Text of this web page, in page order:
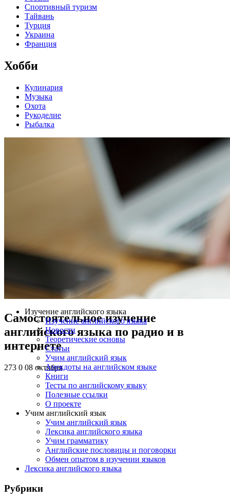
Спортивный туризм
Тайвань
Турция
Украина
Франция
Хобби
Кулинария
Музыка
Охота
Рукоделие
Рыбалка
Самостоятельное изучение
английского языка по радио и в
интернете
273 0 08 октября
Изучение английского языка
Изучение английского языка
Новости
Теоретические основы
Статьи
Учим английский язык
Анекдоты на английском языке
Книги
Тесты по английскому языку
Полезные ссылки
О проекте
Учим английский язык
Учим английский язык
Лексика английского языка
Учим грамматику
Английские пословицы и поговорки
Обмен опытом в изучении языков
Лексика английского языка
Рубрики